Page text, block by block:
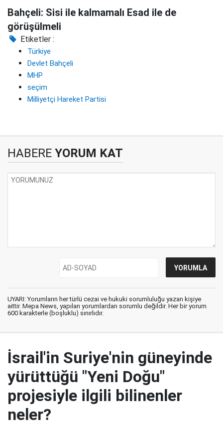
Bahçeli: Sisi ile kalmamalı Esad ile de
görüşülmeli
Etiketler :
Türkiye
Devlet Bahçeli
MHP
seçim
Milliyetçi Hareket Partisi
HABERE YORUM KAT
UYARI: Yorumların her türlü cezai ve hukuki sorumluluğu yazan kişiye
aittir. Mepa News, yapılan yorumlardan sorumlu değildir. Her bir yorum
600 karakterle (boşluklu) sınırlıdır.
İsrail'in Suriye'nin güneyinde
yürüttüğü "Yeni Doğu"
projesiyle ilgili bilinenler
neler?